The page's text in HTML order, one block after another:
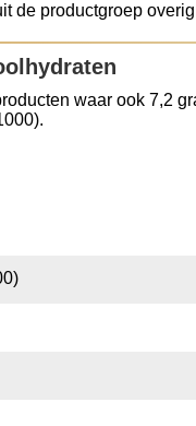
de productgroep
waar ook 7,2